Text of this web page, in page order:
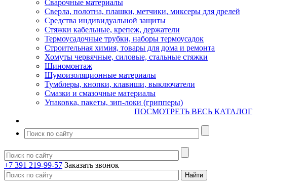
Сварочные материалы
Сверла, полотна, плашки, метчики, миксеры для дрелей
Средства индивидуальной защиты
Стяжки кабельные, крепеж, держатели
Термоусадочные трубки, наборы термоусадок
Строительная химия, товары для дома и ремонта
Хомуты червячные, силовые, стальные стяжки
Шиномонтаж
Шумоизоляционные материалы
Тумблеры, кнопки, клавиши, выключатели
Смазки и смазочные материалы
Упаковка, пакеты, зип-локи (грипперы)
ПОСМОТРЕТЬ ВЕСЬ КАТАЛОГ
+7 391 219-99-57 Заказать звонок